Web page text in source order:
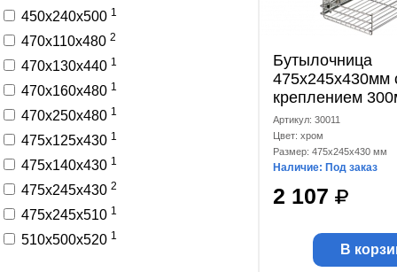
450x240x500 1
470x110x480 2
470x130x440 1
470x160x480 1
470x250x480 1
475x125x430 1
475x140x430 1
475x245x430 2
475x245x510 1
510x500x520 1
Бутылочница
475x245x430мм
креплением
G6004B
Артикул: 30011
Цвет: хром
Размер: 475x245x430 мм
Наличие: Под заказ
2 107
В